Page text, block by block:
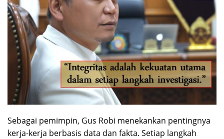
Sebagai pemimpin, Gus Robi menekankan pentingnya
kerja-kerja berbasis data dan fakta. Setiap langkah